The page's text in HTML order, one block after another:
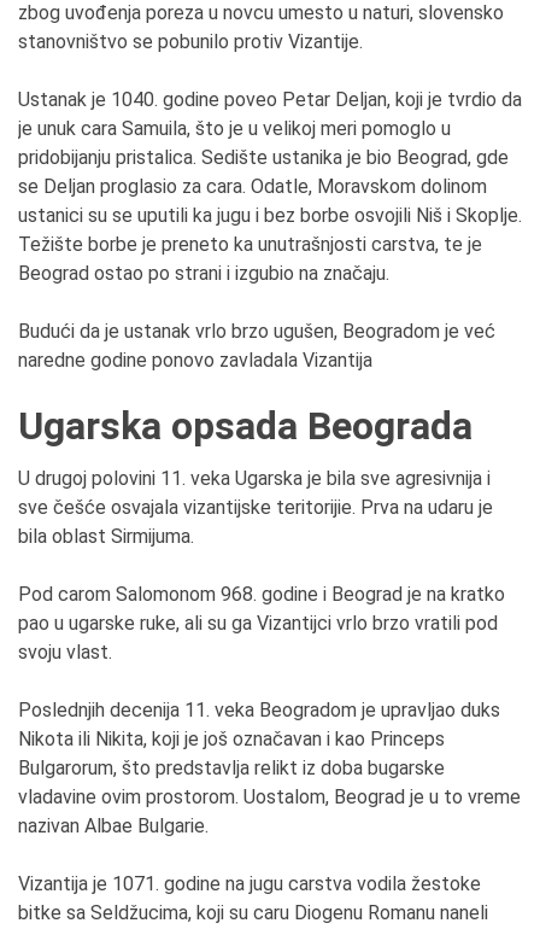
zbog uvođenja poreza u novcu umesto u naturi, slovensko
stanovništvo se pobunilo protiv Vizantije.
Ustanak je 1040. godine poveo Petar Deljan, koji je tvrdio da
je unuk cara Samuila, što je u velikoj meri pomoglo u
pridobijanju pristalica. Sedište ustanika je bio Beograd, gde
se Deljan proglasio za cara. Odatle, Moravskom dolinom
ustanici su se uputili ka jugu i bez borbe osvojili Niš i Skoplje.
Težište borbe je preneto ka unutrašnjosti carstva, te je
Beograd ostao po strani i izgubio na značaju.
Budući da je ustanak vrlo brzo ugušen, Beogradom je već
naredne godine ponovo zavladala Vizantija
Ugarska opsada Beograda
U drugoj polovini 11. veka Ugarska je bila sve agresivnija i
sve češće osvajala vizantijske teritorijie. Prva na udaru je
bila oblast Sirmijuma.
Pod carom Salomonom 968. godine i Beograd je na kratko
pao u ugarske ruke, ali su ga Vizantijci vrlo brzo vratili pod
svoju vlast.
Poslednjih decenija 11. veka Beogradom je upravljao duks
Nikota ili Nikita, koji je još označavan i kao Princeps
Bulgarorum, što predstavlja relikt iz doba bugarske
vladavine ovim prostorom. Uostalom, Beograd je u to vreme
nazivan Albae Bulgarie.
Vizantija je 1071. godine na jugu carstva vodila žestoke
bitke sa Seldžucima, koji su caru Diogenu Romanu naneli